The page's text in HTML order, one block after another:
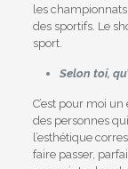
les championnats.
des sportifs. Le
sport.
Selon toi,
C’est pour moi
des personnes
l’esthétique
faire passer,